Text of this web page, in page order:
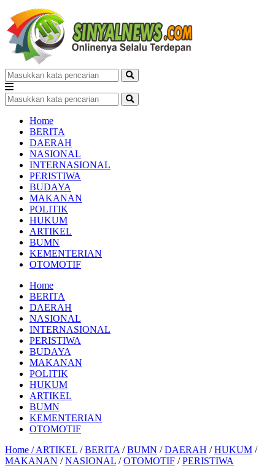
Home
BERITA
DAERAH
NASIONAL
INTERNASIONAL
PERISTIWA
BUDAYA
MAKANAN
POLITIK
HUKUM
ARTIKEL
BUMN
KEMENTERIAN
OTOMOTIF
Home
BERITA
DAERAH
NASIONAL
INTERNASIONAL
PERISTIWA
BUDAYA
MAKANAN
POLITIK
HUKUM
ARTIKEL
BUMN
KEMENTERIAN
OTOMOTIF
Home /ARTIKEL /BERITA /BUMN /DAERAH /HUKUM /
MAKANAN /NASIONAL /OTOMOTIF /PERISTIWA